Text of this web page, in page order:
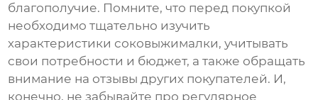
благополучие. Помните, что перед покупкой
необходимо тщательно изучить
характеристики соковыжималки, учитывать
свои потребности и бюджет, а также обращать
внимание на отзывы других покупателей. И,
конечно, не забывайте про регулярное